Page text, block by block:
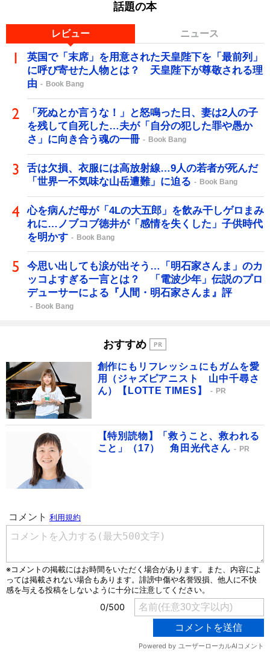
話題の本
レビュー ニュース
英国で「末席」を用意された天皇陛下を「最前列」
に呼び寄せた人物とは？ 天皇陛下が尊敬される理
由
Book Bang
「死ぬとか言うな！」と怒鳴った日、妻は2人の子
を残して自死した…夫が「自分の犯した罪や愚か
さ」に向き合う魂の一冊
Book Bang
舌は欠損、衣服には高放射線…9人の若者が死んだ
「世界一不気味な山岳遭難」に迫る
Book Bang
心を病んだ母が「4Lの大五郎」を飲み干しゲロまみ
れに…ノブコブ徳井が「感情を失くした」子供時代
を明かす
Book Bang
今思い出しても涙が出そう…「明石家さんま」のカ
ッコよすぎる一言とは？ 「電波少年」伝説のプロ
デューサーによる『人間・明石家さんま』評
Book Bang
おすすめ
創作にもリフレッシュにもガムを愛
用（ジャズピアニスト 山中千尋さ
ん）【LOTTE TIMES】
PR
【特別読物】「救うこと、救われる
こと」（17） 角田光代さん
PR